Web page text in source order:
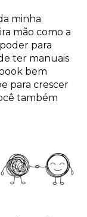
minha
mão como a
para
ter manuais
bem
para crescer
também